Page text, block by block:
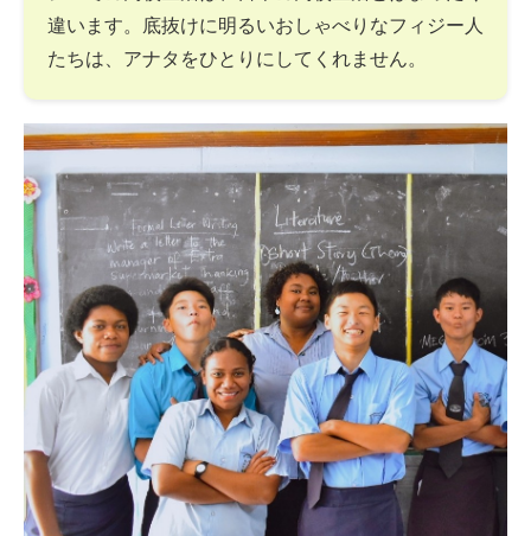
違います。底抜けに明るいおしゃべりなフィジー人
たちは、アナタをひとりにしてくれません。